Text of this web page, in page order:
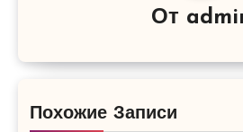
От
Похожие Записи